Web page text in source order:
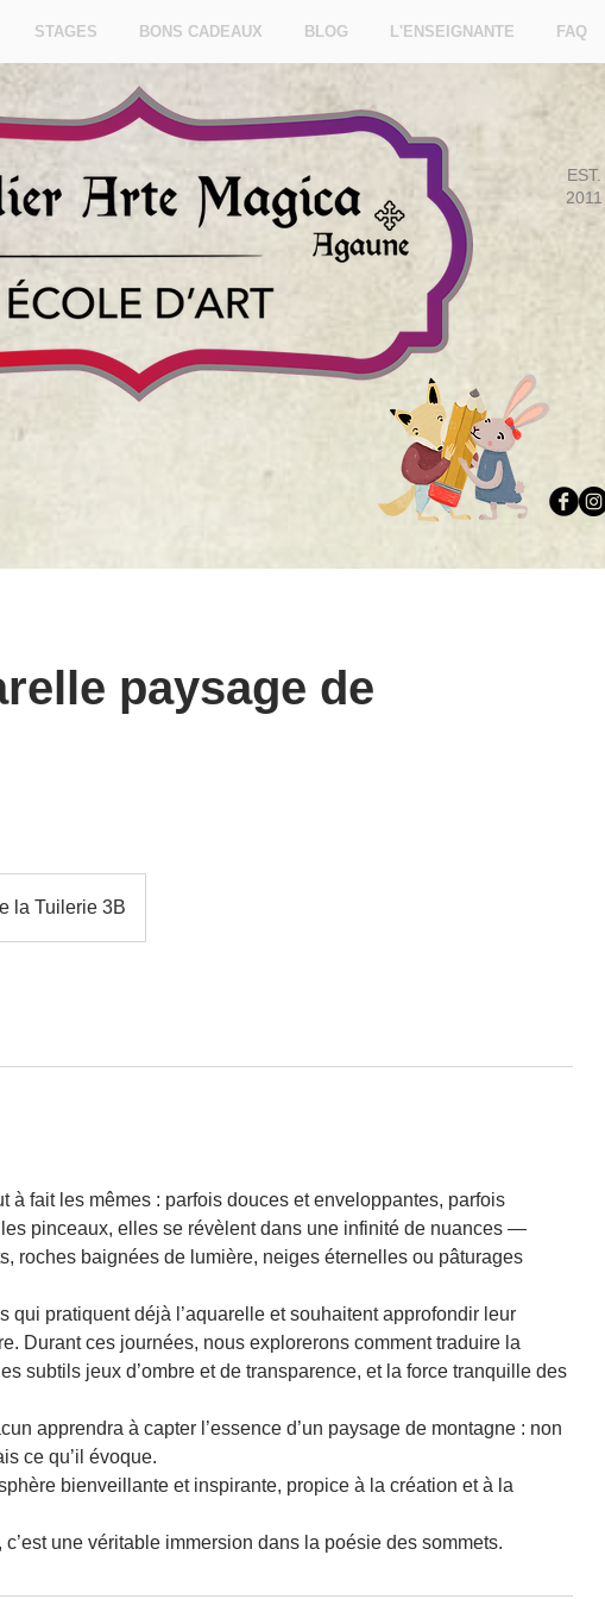
STAGES BONS CADEAUX BLOG L'ENSEIGNANTE FAQ
EST.
2011
paysage de
la Tuilerie 3B
à fait les mêmes : parfois douces et enveloppantes, parfois
pinceaux, elles se révèlent dans une infinité de nuances —
roches baignées de lumière, neiges éternelles ou pâturages
qui pratiquent déjà l’aquarelle et souhaitent approfondir leur
Durant ces journées, nous explorerons comment traduire la
subtils jeux d’ombre et de transparence, et la force tranquille des
apprendra à capter l’essence d’un paysage de montagne : non
ce qu’il évoque.
bienveillante et inspirante, propice à la création et à la
c’est une véritable immersion dans la poésie des sommets.